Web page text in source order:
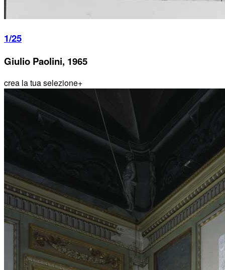
1/25
Giulio Paolini, 1965
crea la tua selezione+